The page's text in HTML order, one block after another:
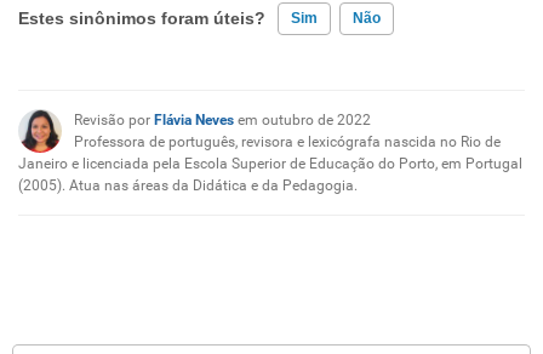
Estes sinônimos foram úteis? Sim Não
Nenhum dos sinônimos apresentados me ajudou
Outro
Revisão por Flávia Neves em outubro de 2022
Professora de português, revisora e lexicógrafa nascida no Rio de
Janeiro e licenciada pela Escola Superior de Educação do Porto, em Portugal
(2005). Atua nas áreas da Didática e da Pedagogia.